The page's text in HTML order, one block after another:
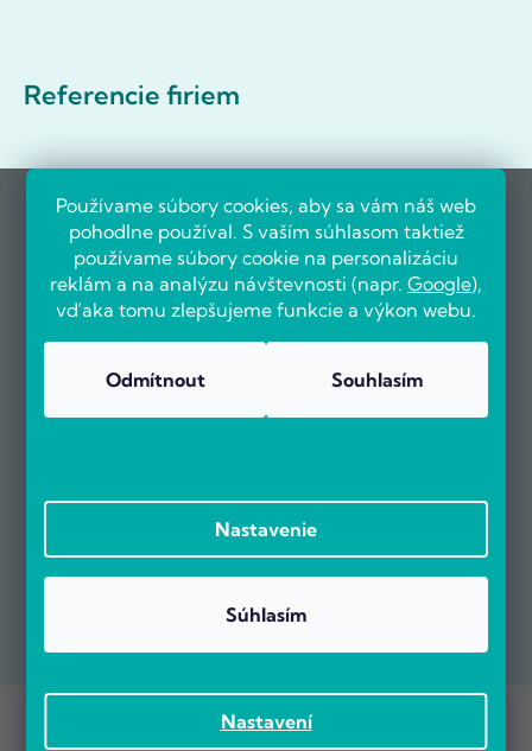
Používame súbory cookies, aby sa vám náš web
pohodlne používal. S vaším súhlasom taktiež
používame súbory cookie na personalizáciu
reklám a na analýzu návštevnosti (napr. Google),
vďaka tomu zlepšujeme funkcie a výkon webu.
Nastavení
Odmítnout Souhlasím
Nastavenie
Súhlasím
Prebieha Masaker cien! Navyše objednávky nad 100 EUR sú s
Referencie firiem
POČÍTÁRNA.SK. Všetky práva vyhradené.